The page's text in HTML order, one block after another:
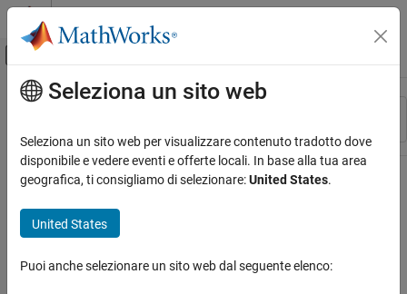
Vai al contenuto
Attiva/disattiva menu di navigazione
Risorsa
Stato
Contenuto principale
Seleziona un sito web
Seleziona un sito web per visualizzare contenuto tradotto dove
disponibile e vedere eventi e offerte locali. In base alla tua area
geografica, ti consigliamo di selezionare:United States.
United States
Puoi anche selezionare un sito web dal seguente elenco: